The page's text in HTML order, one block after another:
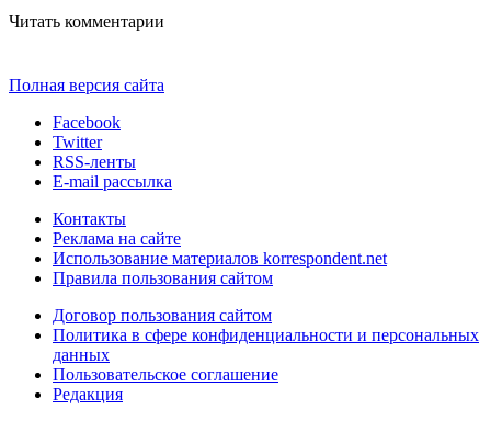
Читать комментарии
Полная версия сайта
Facebook
Twitter
RSS-ленты
E-mail рассылка
Контакты
Реклама на сайте
Использование материалов korrespondent.net
Правила пользования сайтом
Договор пользования сайтом
Политика в сфере конфиденциальности и персональных
данных
Пользовательское соглашение
Редакция